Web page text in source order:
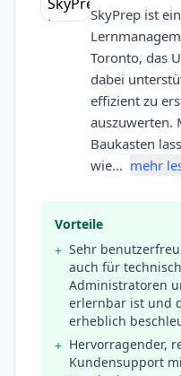
SkyPrep ist
Toronto, das
dabei
effizient zu
auszuwerten.
Baukasten
wie… mehr
Vorteile
+ Sehr
auch für
Administratoren
erlernbar ist und
erheblich
+ Hervorragender,
Kundensupport